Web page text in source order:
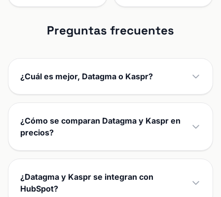
Preguntas frecuentes
¿Cuál es mejor, Datagma o Kaspr?
¿Cómo se comparan Datagma y Kaspr en
precios?
¿Datagma y Kaspr se integran con
HubSpot?